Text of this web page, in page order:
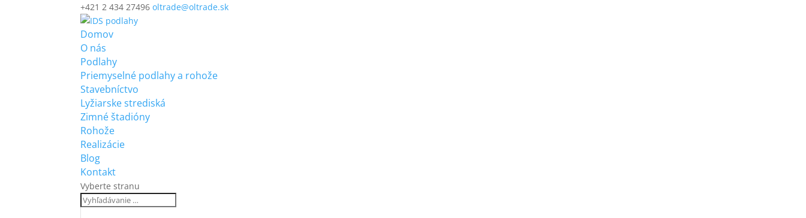
+421 2 434 27496 oltrade@oltrade.sk
Domov
O nás
Podlahy
Priemyselné podlahy a rohože
Stavebníctvo
Lyžiarske strediská
Zimné štadióny
Rohože
Realizácie
Blog
Kontakt
Vyberte stranu